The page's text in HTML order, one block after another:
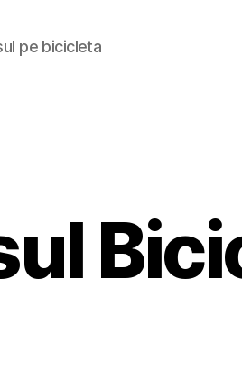
pe bicicleta